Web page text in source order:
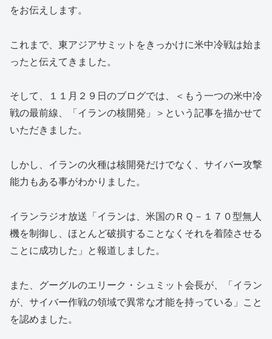
をお伝えします。
これまで、東アジアサミットをきっかけに米中冷戦は始ま
ったと伝えてきました。
そして、１１月２９日のブログでは、＜もう一つの米中冷
戦の最前線、「イランの核開発」＞という記事を描かせて
いただきました。
しかし、イランの火種は核開発だけでなく、サイバー攻撃
能力もある事がわかりました。
イランラジオ放送「イランは、米国のＲＱ－１７０型無人
機を制御し、ほとんど破損することなくそれを着陸させる
ことに成功した」と報道しました。
また、グーグルのエリーク・シュミット会長が、「イラン
が、サイバー作戦の領域で異常な才能を持っている」こと
を認めました。